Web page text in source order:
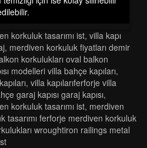
korkuluk tasarimi ist, vi̇lla kapi
, merdi̇ven korkuluk fi̇yatlari demi̇r
korkuluklari oval balkon
modelleri villa bahçe kapıları,
, vi̇lla kapilariferforje vi̇lla
garaj kapisi garaj kapisi,
korkuluk tasarimi ist, merdi̇ven
tasarimi ferforje merdi̇ven korkuluk
wroughti̇ron rai̇li̇ngs metal